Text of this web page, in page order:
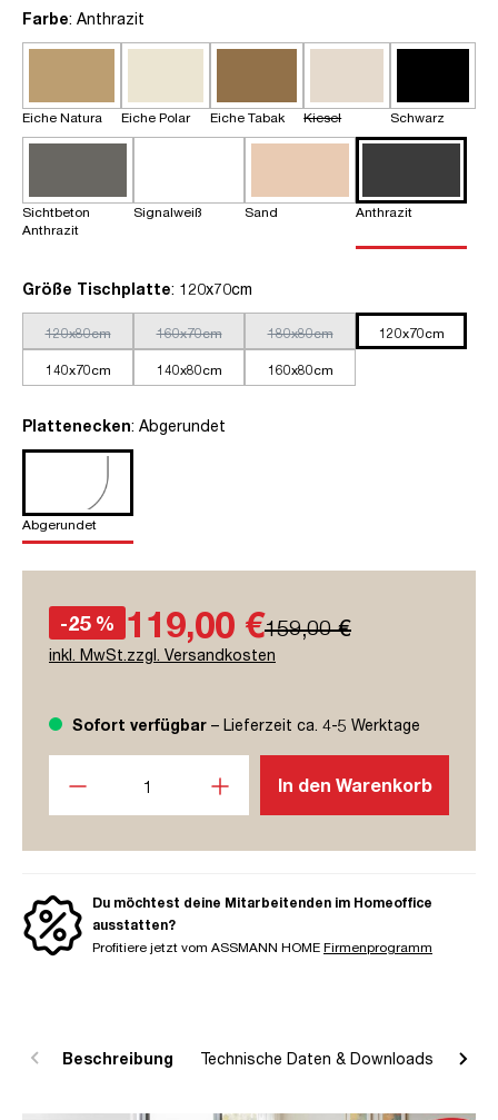
Farbeauswählen
: Anthrazit
Eiche Natura Eiche Polar Eiche Tabak Kiesel Schwarz
Sichtbeton
Anthrazit
Signalweiß Sand Anthrazit
Größe Tischplatteauswählen
: 120x70cm
120x80cm 160x70cm 180x80cm 120x70cm
140x70cm 140x80cm 160x80cm
Platteneckenauswählen
: Abgerundet
Abgerundet
-25 % 119,00 €159,00 €
inkl. MwSt.zzgl. Versandkosten
Sofort verfügbar – Lieferzeit ca. 4-5 Werktage
In den Warenkorb
Du möchtest deine Mitarbeitenden im Homeoffice
ausstatten?
Profitiere jetzt vom ASSMANN HOME Firmenprogramm
Beschreibung Technische Daten & Downloads